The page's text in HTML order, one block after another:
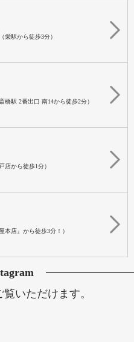
（栄駅から徒歩3分）
橋駅 2番出口 南14から徒歩2分）
店から徒歩1分）
本店』から徒歩3分！）
いただけます。